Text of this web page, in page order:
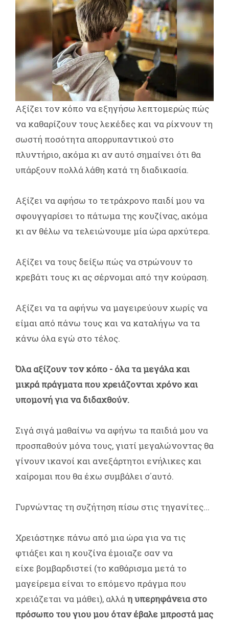
Αξίζει τον κόπο να εξηγήσω λεπτομερώς πώς
να καθαρίζουν τους λεκέδες και να ρίχνουν τη
σωστή ποσότητα απορρυπαντικού στο
πλυντήριο, ακόμα κι αν αυτό σημαίνει ότι θα
υπάρξουν πολλά λάθη κατά τη διαδικασία.
Αξίζει να αφήσω το τετράχρονο παιδί μου να
σφουγγαρίσει το πάτωμα της κουζίνας, ακόμα
κι αν θέλω να τελειώνουμε μία ώρα αρχύτερα.
Αξίζει να τους δείξω πώς να στρώνουν το
κρεβάτι τους κι ας σέρνομαι από την κούραση.
Αξίζει να τα αφήνω να μαγειρεύουν χωρίς να
είμαι από πάνω τους και να καταλήγω να τα
κάνω όλα εγώ στο τέλος.
Όλα αξίζουν τον κόπο - όλα τα μεγάλα και
μικρά πράγματα που χρειάζονται χρόνο και
υπομονή για να διδαχθούν.
Σιγά σιγά μαθαίνω να αφήνω τα παιδιά μου να
προσπαθούν μόνα τους, γιατί μεγαλώνοντας θα
γίνουν ικανοί και ανεξάρτητοι ενήλικες και
χαίρομαι που θα έχω συμβάλει σ΄αυτό.
Γυρνώντας τη συζήτηση πίσω στις τηγανίτες...
Χρειάστηκε πάνω από μια ώρα για να τις
φτιάξει και η κουζίνα έμοιαζε σαν να
είχε βομβαρδιστεί (το καθάρισμα μετά το
μαγείρεμα είναι το επόμενο πράγμα που
χρειάζεται να μάθει), αλλάη υπερηφάνεια στο
πρόσωπο του γιου μου όταν έβαλε μπροστά μας